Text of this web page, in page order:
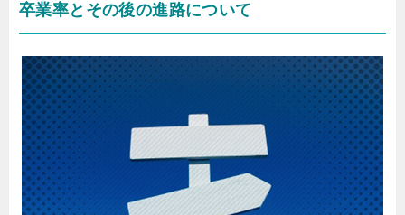
卒業率とその後の進路について